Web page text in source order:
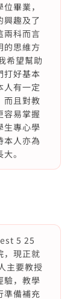
畢業，
興趣及了
兩科而言
的思維方
希望幫助
打好基本
人有一定
而且對教
容易掌握
生專心學
本人亦為
。
5 25
，現正就
主要教授
驗，教學
準備補充